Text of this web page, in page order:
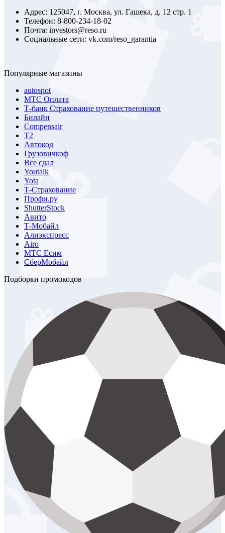
Адрес: 125047, г. Москва, ул. Гашека, д. 12 стр. 1
Телефон: 8-800-234-18-02
Почта: investors@reso.ru
Социальные сети: vk.com/reso_garantia
Популярные магазины
autospot
МТС Оплата
Т-банк Страхование путешественников
Билайн
Compensair
Т2
Автокод
Грузовичкоф
Все сдал
Youtalk
Yota
Т-Страхование
Профи.ру
ShutterStock
Авито
Т-Мобайл
Алиэкспресс
Airo
МТС Есим
СберМобайл
Подборки промокодов